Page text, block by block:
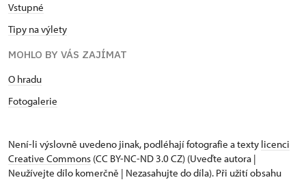
Vstupné
Tipy na výlety
MOHLO BY VÁS ZAJÍMAT
O hradu
Fotogalerie
Není-li výslovně uvedeno jinak, podléhají fotografie a texty licenci
Creative Commons (CC BY-NC-ND 3.0 CZ) (Uveďte autora |
Neužívejte dílo komerčně | Nezasahujte do díla). Při užití obsahu